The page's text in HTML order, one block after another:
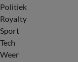
Politiek
Royalty
Sport
Tech
Weer